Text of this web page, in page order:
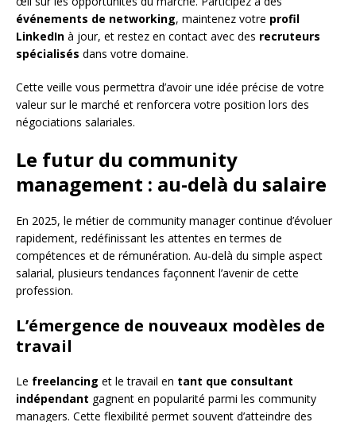
événements de networking, maintenez votre profil
LinkedIn à jour, et restez en contact avec des recruteurs
spécialisés dans votre domaine.
Cette veille vous permettra d’avoir une idée précise de votre
valeur sur le marché et renforcera votre position lors des
négociations salariales.
Le futur du community
management : au-delà du salaire
En 2025, le métier de community manager continue d’évoluer
rapidement, redéfinissant les attentes en termes de
compétences et de rémunération. Au-delà du simple aspect
salarial, plusieurs tendances façonnent l’avenir de cette
profession.
L’émergence de nouveaux modèles de
travail
Le freelancing et le travail en tant que consultant
indépendant gagnent en popularité parmi les community
managers. Cette flexibilité permet souvent d’atteindre des